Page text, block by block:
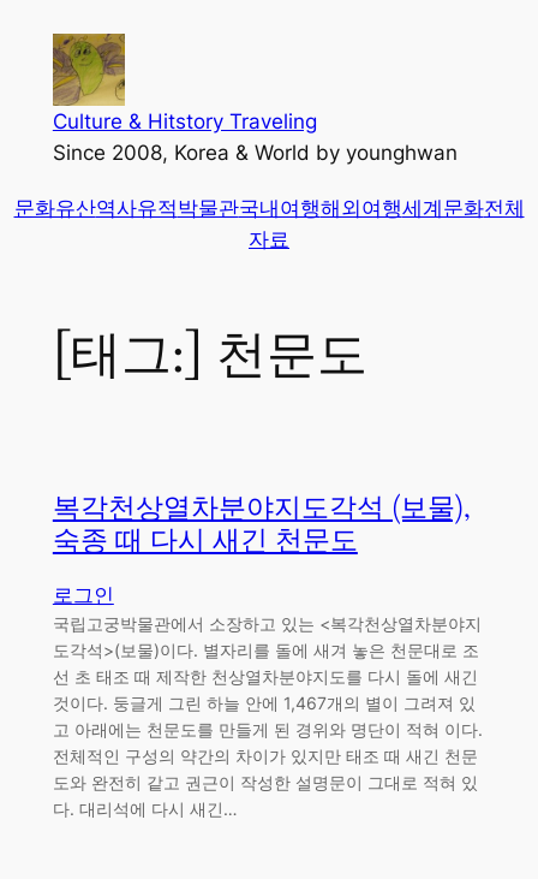
가
Culture & Hitstory Traveling
Since 2008, Korea & World by younghwan
문화유산역사유적박물관국내여행해외여행세계문화전체
자료
[태그:] 천문도
복각천상열차분야지도각석 (보물),
숙종 때 다시 새긴 천문도
로그인
국립고궁박물관에서 소장하고 있는 <복각천상열차분야지
도각석>(보물)이다. 별자리를 돌에 새겨 놓은 천문대로 조
선 초 태조 때 제작한 천상열차분야지도를 다시 돌에 새긴
것이다. 둥글게 그린 하늘 안에 1,467개의 별이 그려져 있
고 아래에는 천문도를 만들게 된 경위와 명단이 적혀 이다.
전체적인 구성의 약간의 차이가 있지만 태조 때 새긴 천문
도와 완전히 같고 권근이 작성한 설명문이 그대로 적혀 있
다. 대리석에 다시 새긴…